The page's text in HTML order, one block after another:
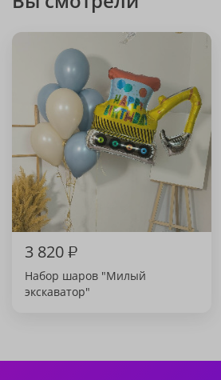
3 820₽
Набор шаров "Милый
экскаватор"